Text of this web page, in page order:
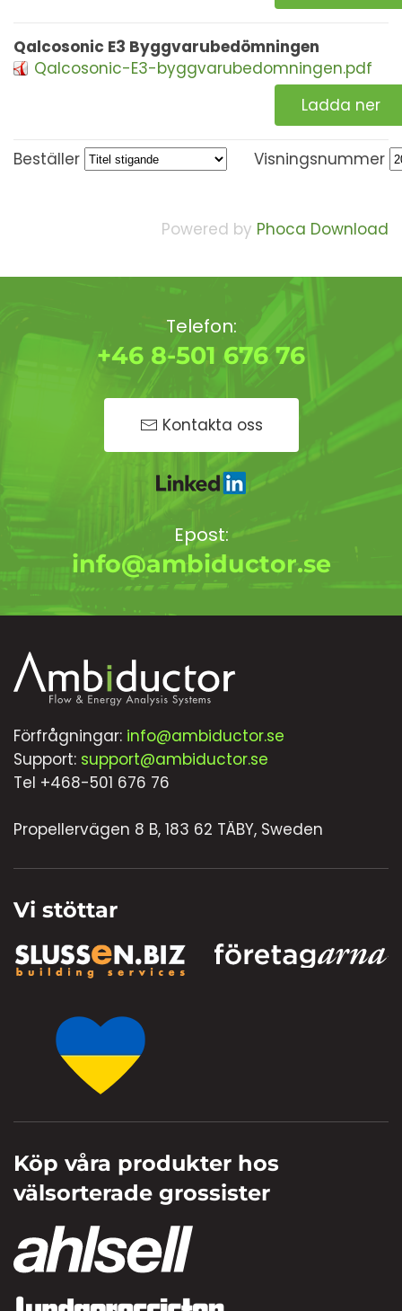
Qalcosonic E3 Byggvarubedömningen
Qalcosonic-E3-byggvarubedomningen.pdf
Ladda ner
Beställer Visningsnummer
Powered by Phoca Download
Telefon:
+46 8-501 676 76
Kontakta oss
Epost:
info@ambiductor.se
Förfrågningar: info@ambiductor.se
Support: support@ambiductor.se
Tel +468-501 676 76
Propellervägen 8 B, 183 62 TÄBY, Sweden
Vi stöttar
Köp våra produkter hos
välsorterade grossister